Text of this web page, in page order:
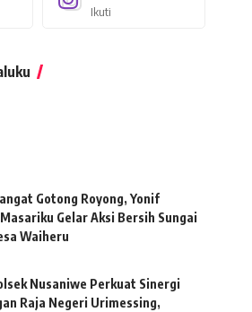
Ikuti
Gotong Royong, Yonif
Gelar Aksi Bersih Sungai
Waiheru
Nusaniwe Perkuat Sinergi
Raja Negeri Urimessing,